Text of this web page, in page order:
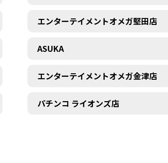
エンターテイメントオメガ堅田店
ASUKA
エンターテイメントオメガ金津店
パチンコ ライオンズ店